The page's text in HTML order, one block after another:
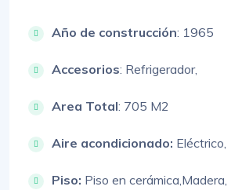
Año de construcción: 1965
Accesorios: Refrigerador,
Area Total: 705 M2
Aire acondicionado: Eléctrico,
Piso: Piso en cerámica,Madera,